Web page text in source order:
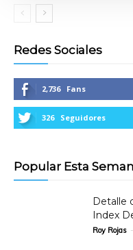
Redes Sociales
2,736 Fans
326 Seguidores
Popular Esta
Detalle
Index
Roy Rojas -